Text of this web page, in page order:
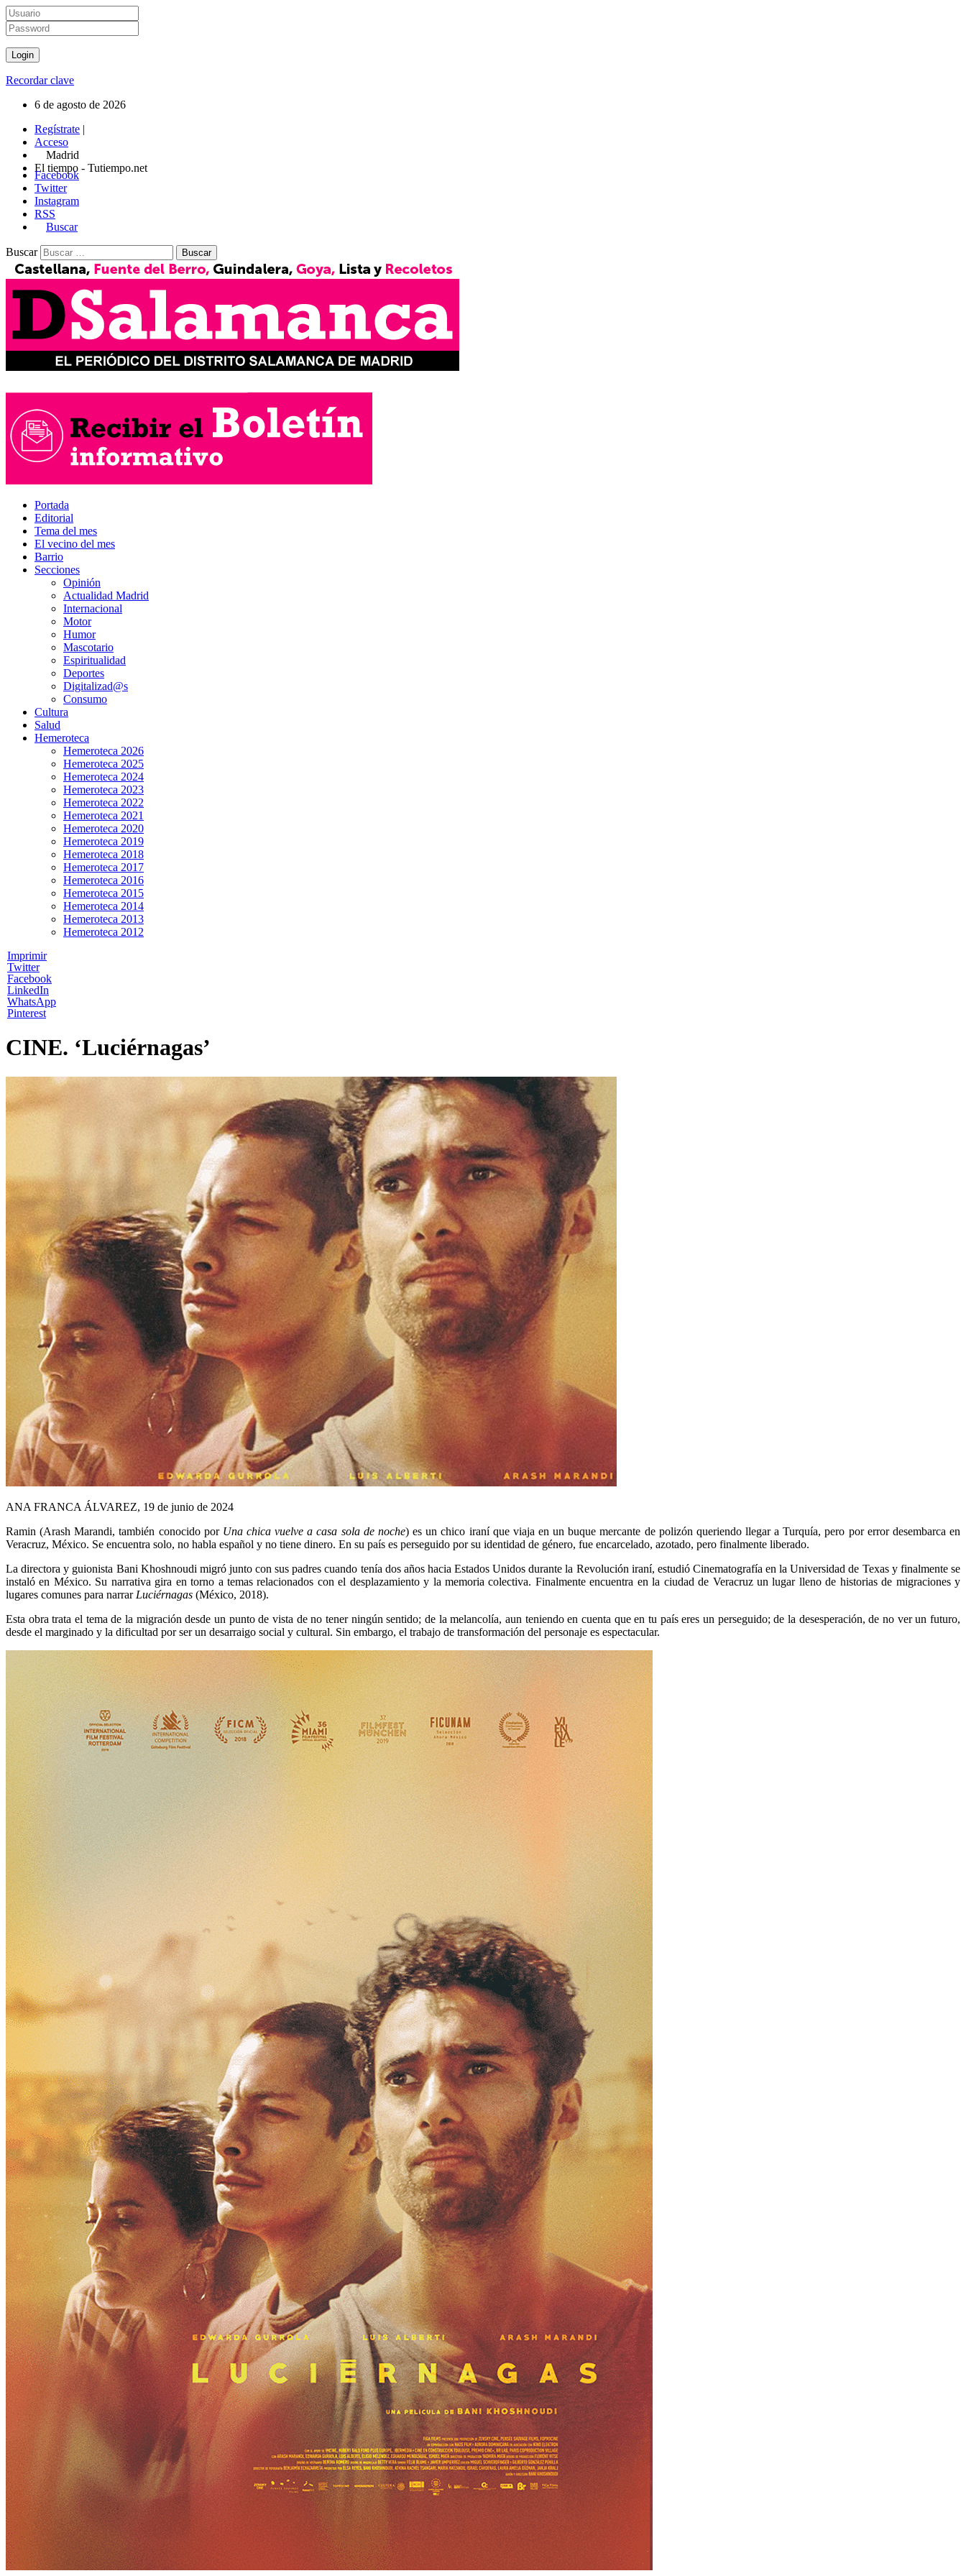
Recordar clave
6 de agosto de 2026
Regístrate |
Acceso
Madrid
El tiempo - Tutiempo.net
Facebook
Twitter
Instagram
RSS
Buscar
Buscar
Portada
Editorial
Tema del mes
El vecino del mes
Barrio
Secciones
Opinión
Actualidad Madrid
Internacional
Motor
Humor
Mascotario
Espiritualidad
Deportes
Digitalizad@s
Consumo
Cultura
Salud
Hemeroteca
Hemeroteca 2026
Hemeroteca 2025
Hemeroteca 2024
Hemeroteca 2023
Hemeroteca 2022
Hemeroteca 2021
Hemeroteca 2020
Hemeroteca 2019
Hemeroteca 2018
Hemeroteca 2017
Hemeroteca 2016
Hemeroteca 2015
Hemeroteca 2014
Hemeroteca 2013
Hemeroteca 2012
Imprimir
Twitter
Facebook
LinkedIn
WhatsApp
Pinterest
CINE. ‘Luciérnagas’
ANA FRANCA ÁLVAREZ, 19 de junio de 2024
Ramin (Arash Marandi, también conocido por Una chica vuelve a casa sola de noche) es un chico iraní que viaja en un buque mercante de polizón queriendo llegar a Turquía, pero por error desembarca en
Veracruz, México. Se encuentra solo, no habla español y no tiene dinero. En su país es perseguido por su identidad de género, fue encarcelado, azotado, pero finalmente liberado.
La directora y guionista Bani Khoshnoudi migró junto con sus padres cuando tenía dos años hacia Estados Unidos durante la Revolución iraní, estudió Cinematografía en la Universidad de Texas y finalmente se
instaló en México. Su narrativa gira en torno a temas relacionados con el desplazamiento y la memoria colectiva. Finalmente encuentra en la ciudad de Veracruz un lugar lleno de historias de migraciones y
lugares comunes para narrar Luciérnagas (México, 2018).
Esta obra trata el tema de la migración desde un punto de vista de no tener ningún sentido; de la melancolía, aun teniendo en cuenta que en tu país eres un perseguido; de la desesperación, de no ver un futuro,
desde el marginado y la dificultad por ser un desarraigo social y cultural. Sin embargo, el trabajo de transformación del personaje es espectacular.